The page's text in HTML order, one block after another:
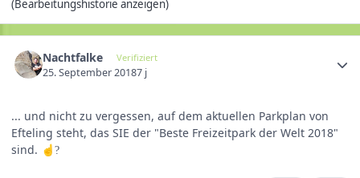
(Bearbeitungshistorie anzeigen)
Nachtfalke Verifiziert
25. September 20187 j
... und nicht zu vergessen, auf dem aktuellen Parkplan von
Efteling steht, das SIE der "Beste Freizeitpark der Welt 2018"
sind. ☝️?